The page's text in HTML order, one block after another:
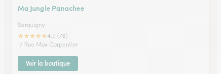
Ma Jungle Panachee
Serquigny
★★★★★4.9 (76)
17 Rue Max Carpentier
Voir la boutique